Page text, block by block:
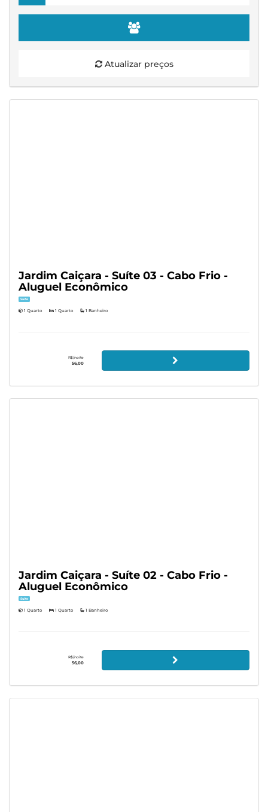
Atualizar preços
Jardim Caiçara - Suíte 03 - Cabo Frio -
Aluguel Econômico
Suíte
1 Quarto 1 Quarto 1 Banheiro
R$/noite
56,00
Jardim Caiçara - Suíte 02 - Cabo Frio -
Aluguel Econômico
Suíte
1 Quarto 1 Quarto 1 Banheiro
R$/noite
56,00